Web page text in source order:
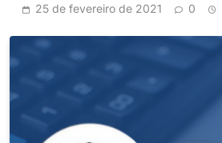
25 de fevereiro de 2021 0